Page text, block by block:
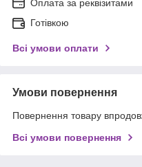
Оплата за реквізитами
Готівкою
Всі умови оплати
Умови повернення
Повернення товару
Всі умови повернення